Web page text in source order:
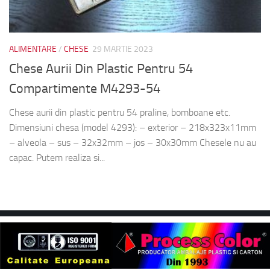
ALIMENTARE / CHESE 29 MARTIE 2023
Chese Aurii Din Plastic Pentru 54
Compartimente M4293-54
Chese aurii din plastic pentru 54 praline, bomboane etc.
Dimensiuni chesa (model 4293): – exterior – 218x323x11mm
– alveola – sus – 32x32mm – jos – 30x30mm Chesele nu au
capac. Putem realiza si...